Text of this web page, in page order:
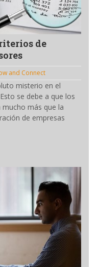
de
and Connect
misterio en el
se debe a que los
más que la
de empresas